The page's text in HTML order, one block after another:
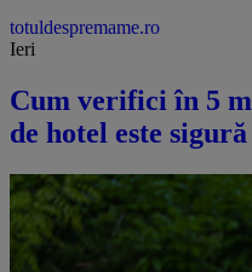
totuldespremame.ro
Ieri
Cum verifici în 5
de hotel este